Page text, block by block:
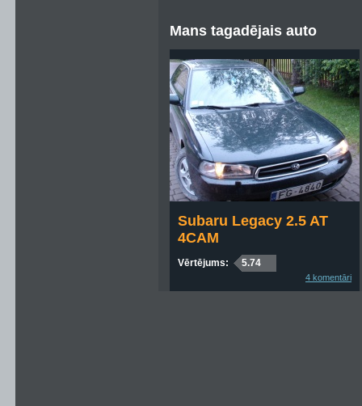
Mans tagadējais auto
Subaru Legacy 2.5 AT
4CAM
Vērtējums: 5.74
4 komentāri